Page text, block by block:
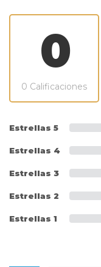
0
0 Calificaciones
Estrellas 5
Estrellas 4
Estrellas 3
Estrellas 2
Estrellas 1